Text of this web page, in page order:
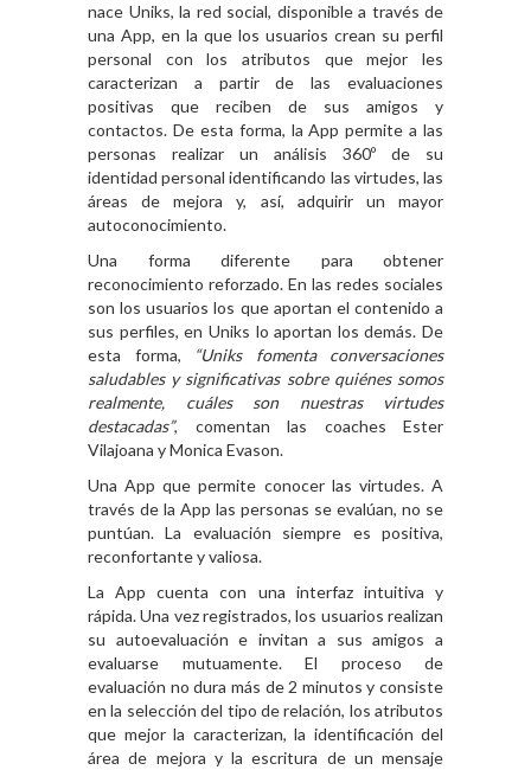
nace Uniks, la red social, disponible a través de
una App, en la que los usuarios crean su perfil
personal con los atributos que mejor les
caracterizan a partir de las evaluaciones
positivas que reciben de sus amigos y
contactos. De esta forma, la App permite a las
personas realizar un análisis 360º de su
identidad personal identificando las virtudes, las
áreas de mejora y, así, adquirir un mayor
autoconocimiento.
Una forma diferente para obtener
reconocimiento reforzado. En las redes sociales
son los usuarios los que aportan el contenido a
sus perfiles, en Uniks lo aportan los demás. De
esta forma, “Uniks fomenta conversaciones
saludables y significativas sobre quiénes somos
realmente, cuáles son nuestras virtudes
destacadas”, comentan las coaches Ester
Vilajoana y Monica Evason.
Una App que permite conocer las virtudes. A
través de la App las personas se evalúan, no se
puntúan. La evaluación siempre es positiva,
reconfortante y valiosa.
La App cuenta con una interfaz intuitiva y
rápida. Una vez registrados, los usuarios realizan
su autoevaluación e invitan a sus amigos a
evaluarse mutuamente. El proceso de
evaluación no dura más de 2 minutos y consiste
en la selección del tipo de relación, los atributos
que mejor la caracterizan, la identificación del
área de mejora y la escritura de un mensaje